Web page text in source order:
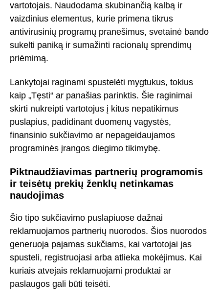
vartotojais. Naudodama skubinančią kalbą ir
vaizdinius elementus, kurie primena tikrus
antivirusinių programų pranešimus, svetainė bando
sukelti paniką ir sumažinti racionalų sprendimų
priėmimą.
Lankytojai raginami spustelėti mygtukus, tokius
kaip „Tęsti“ ar panašias parinktis. Šie raginimai
skirti nukreipti vartotojus į kitus nepatikimus
puslapius, padidinant duomenų vagystės,
finansinio sukčiavimo ar nepageidaujamos
programinės įrangos diegimo tikimybę.
Piktnaudžiavimas partnerių programomis
ir teisėtų prekių ženklų netinkamas
naudojimas
Šio tipo sukčiavimo puslapiuose dažnai
reklamuojamos partnerių nuorodos. Šios nuorodos
generuoja pajamas sukčiams, kai vartotojai jas
spusteli, registruojasi arba atlieka mokėjimus. Kai
kuriais atvejais reklamuojami produktai ar
paslaugos gali būti teisėti.